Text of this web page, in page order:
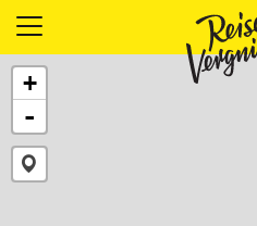
LÄNDER
FOOD
PLANUNG
OUTDOOR
+
-